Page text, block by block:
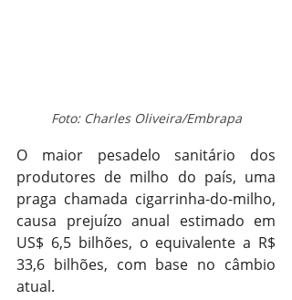
Foto: Charles Oliveira/Embrapa
O maior pesadelo sanitário dos
produtores de milho do país, uma
praga chamada cigarrinha-do-milho,
causa prejuízo anual estimado em
US$ 6,5 bilhões, o equivalente a R$
33,6 bilhões, com base no câmbio
atual.